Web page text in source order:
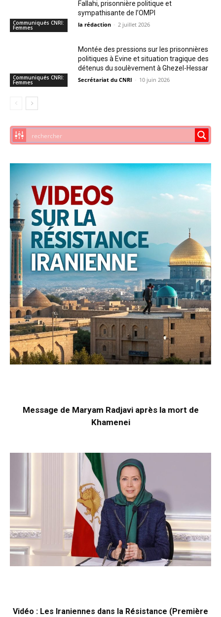
Communiqués CNRI:
Femmes
Fallahi, prisonnière politique et
sympathisante de l’OMPI
la rédaction - 2 juillet 2026
Communiqués CNRI:
Femmes
Montée des pressions sur les prisonnières
politiques à Evine et situation tragique des
détenus du soulèvement à Ghezel-Hessar
Secrétariat du CNRI - 10 juin 2026
Message de Maryam Radjavi après la mort de
Khamenei
Vidéo : Les Iraniennes dans la Résistance (Première